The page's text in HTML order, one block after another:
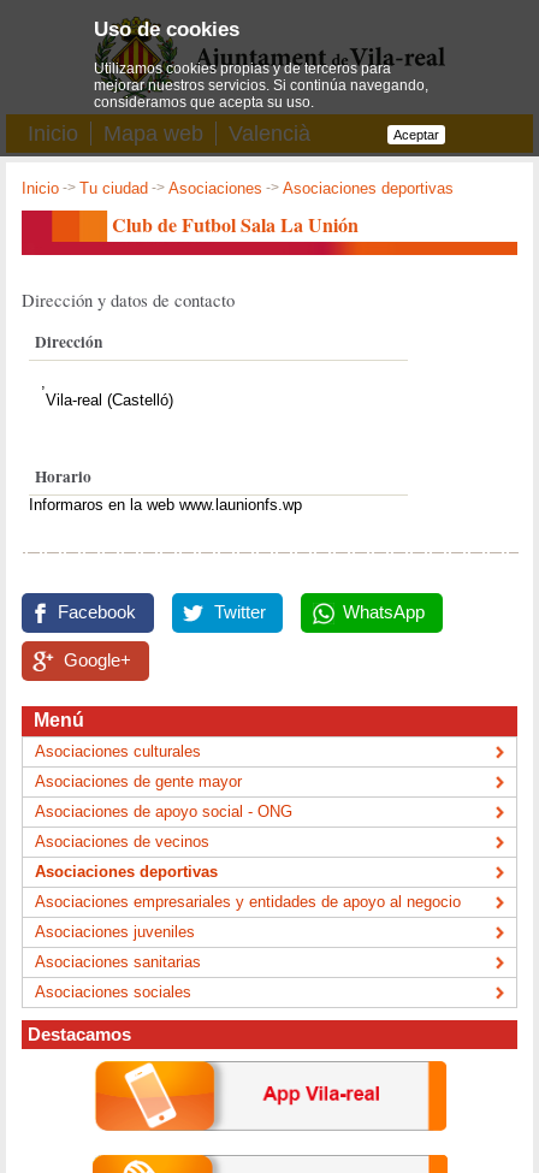
Inicio Mapa web Valencià
Inicio ->Tu ciudad ->Asociaciones ->Asociaciones deportivas
Club de Futbol Sala La Unión
Dirección y datos de contacto
Dirección
Vila-real (Castelló)
Horario
Informaros en la web www.launionfs.wp
Facebook Twitter WhatsApp
Google+
Menú
Asociaciones culturales
Asociaciones de gente mayor
Asociaciones de apoyo social - ONG
Asociaciones de vecinos
Asociaciones deportivas
Asociaciones empresariales y entidades de apoyo al negocio
Asociaciones juveniles
Asociaciones sanitarias
Asociaciones sociales
Destacamos
Uso de cookies
Utilizamos cookies propias y de terceros para
mejorar nuestros servicios. Si continúa navegando,
consideramos que acepta su uso.
Aceptar